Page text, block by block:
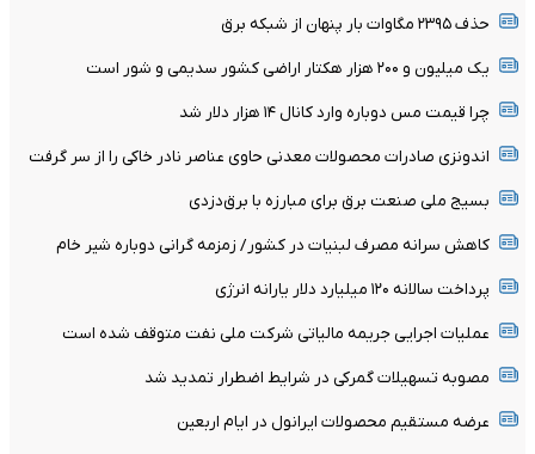
حذف ۲۳۹۵ مگاوات بار پنهان از شبکه برق
یک میلیون و ۲۰۰ هزار هکتار اراضی کشور سدیمی و شور است
چرا قیمت مس دوباره وارد کانال ۱۴ هزار دلار شد
اندونزی صادرات محصولات معدنی حاوی عناصر نادر خاکی را از سر گرفت
بسیج ملی صنعت برق برای مبارزه با برق‌دزدی
کاهش سرانه مصرف لبنیات در کشور/ زمزمه گرانی دوباره شیر خام
پرداخت سالانه ۱۲۰ میلیارد دلار یارانه انرژی
عملیات اجرایی جریمه مالیاتی شرکت ملی نفت متوقف شده است
مصوبه تسهیلات گمرکی در شرایط اضطرار تمدید شد
عرضه مستقیم محصولات ایرانول در ایام اربعین